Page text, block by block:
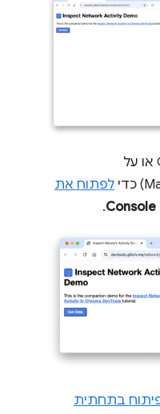
מקישים על Control+Shift+J או על
לפתוח את
Console
.
בתחתית